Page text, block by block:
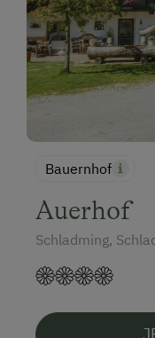
Bauernhof
Auerhof
Schladming,